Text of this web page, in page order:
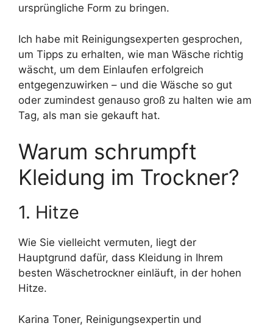
ursprüngliche Form zu bringen.
Ich habe mit Reinigungsexperten gesprochen,
um Tipps zu erhalten, wie man Wäsche richtig
wäscht, um dem Einlaufen erfolgreich
entgegenzuwirken – und die Wäsche so gut
oder zumindest genauso groß zu halten wie am
Tag, als man sie gekauft hat.
Warum schrumpft
Kleidung im Trockner?
1. Hitze
Wie Sie vielleicht vermuten, liegt der
Hauptgrund dafür, dass Kleidung in Ihrem
besten Wäschetrockner einläuft, in der hohen
Hitze.
Karina Toner, Reinigungsexpertin und